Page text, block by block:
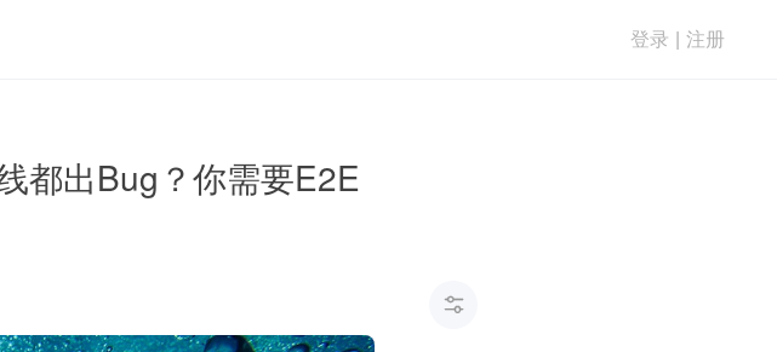
登录 注册
都出Bug？你需要E2E
